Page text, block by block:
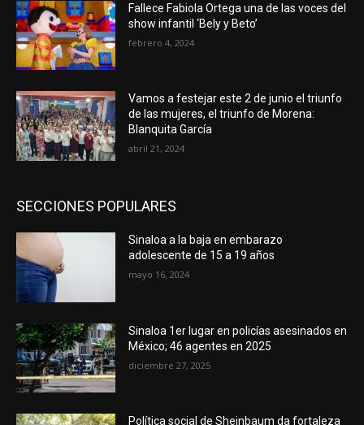
Fallece Fabiola Ortega una de las voces del
show infantil ‘Bely y Beto’
febrero 4, 2024
Vamos a festejar este 2 de junio el triunfo
de las mujeres, el triunfo de Morena:
Blanquita García
abril 21, 2024
SECCIONES POPULARES
Sinaloa a la baja en embarazo
adolescente de 15 a 19 años
mayo 16, 2024
Sinaloa 1er lugar en policías asesinados en
México; 46 agentes en 2025
diciembre 27, 2025
Política social de Sheinbaum da fortaleza